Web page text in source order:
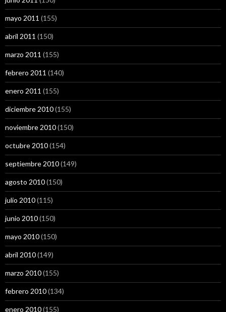
mayo 2011 (155)
abril 2011 (150)
marzo 2011 (155)
febrero 2011 (140)
enero 2011 (155)
diciembre 2010(155)
noviembre 2010(150)
octubre 2010(154)
septiembre 2010(149)
agosto 2010(150)
julio 2010(115)
junio 2010(150)
mayo 2010(150)
abril 2010(149)
marzo 2010(155)
febrero 2010(134)
enero 2010(155)